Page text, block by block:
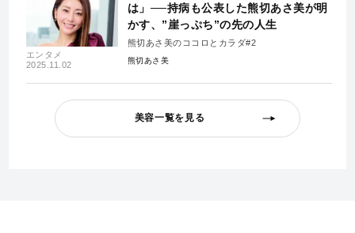
エンタメ
2025.11.02
は」──持病も公表した熊切あさ美が明
かす、”崖っぷち”の先の人生
熊切あさ美のココロとカラダ#2
熊切あさ美
美容一覧を見る